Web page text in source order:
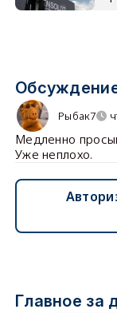
Рыбак7
Медленно
Уже неплохо.
Главное за